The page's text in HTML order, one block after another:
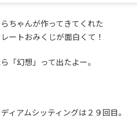
ちゃんが作ってきてくれた
ートおみくじが面白くて！
「幻想」って出たよー。
ィアムシッティングは２９回目。